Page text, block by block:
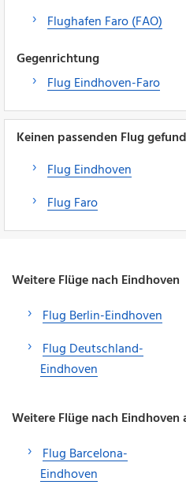
Flughafen Faro (FAO)
Gegenrichtung
Flug Eindhoven-Faro
Keinen passenden Flug
Flug Eindhoven
Flug Faro
Weitere Flüge nach Eindhoven
Flug Berlin-Eindhoven
Flug Deutschland-
Eindhoven
Weitere Flüge nach Eindhoven
Flug Barcelona-
Eindhoven